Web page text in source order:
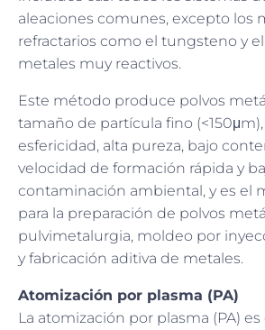
aleaciones comunes, excepto los
refractarios como el tungsteno y
metales muy reactivos.
Este método produce polvos
tamaño de partícula fino
esfericidad, alta pureza, bajo
velocidad de formación rápida y
contaminación ambiental, y es el
para la preparación de polvos
pulvimetalurgia, moldeo por
y fabricación aditiva de metales.
Atomización por plasma (PA)
La atomización por plasma (PA)